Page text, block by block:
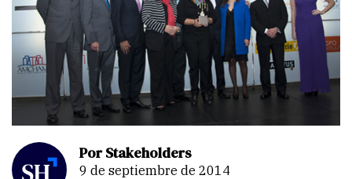
Por Stakeholders
9 de septiembre de 2014